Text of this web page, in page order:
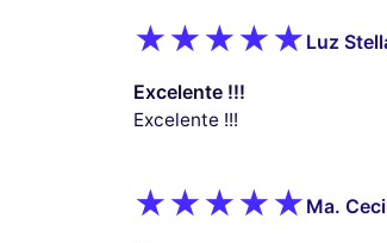
Luz
Excelente !!!
Excelente !!!
Ma.